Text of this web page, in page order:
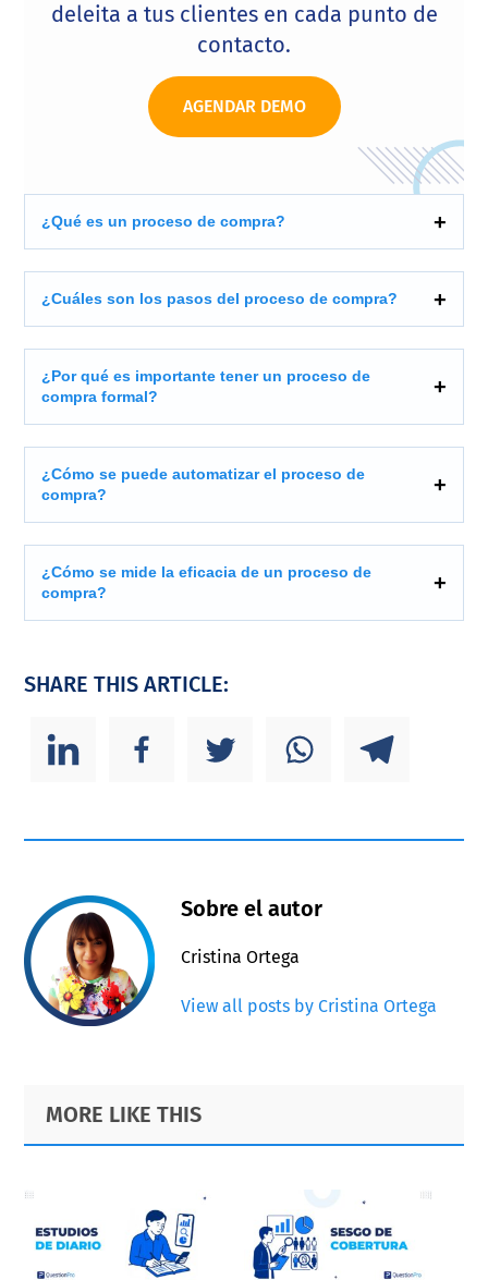
deleita a tus clientes en cada punto de
contacto.
AGENDAR DEMO
¿Qué es un proceso de compra?
¿Cuáles son los pasos del proceso de compra?
¿Por qué es importante tener un proceso de
compra formal?
¿Cómo se puede automatizar el proceso de
compra?
¿Cómo se mide la eficacia de un proceso de
compra?
SHARE THIS ARTICLE:
Sobre el autor
Cristina Ortega
View all posts by Cristina Ortega
Primary
Sidebar
Footer
MORE LIKE THIS